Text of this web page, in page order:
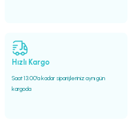
Hızlı Kargo
Saat 13.00'a kadar siparişleriniz aynı gün
kargoda